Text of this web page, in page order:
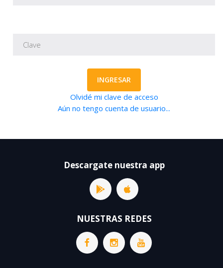
INGRESAR
Olvidé mi clave de acceso
Aún no tengo cuenta de usuario...
Descargate nuestra app
NUESTRAS REDES